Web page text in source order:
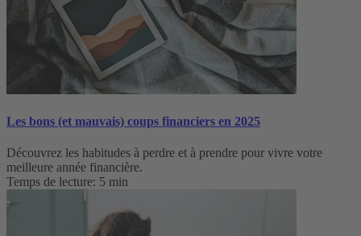
Les bons (et mauvais) coups financiers en 2025
Découvrez les habitudes à perdre et à prendre pour vivre votre
meilleure année financière.
Temps de lecture: 5 min